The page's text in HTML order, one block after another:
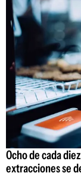
Ocho de cada
extracciones se